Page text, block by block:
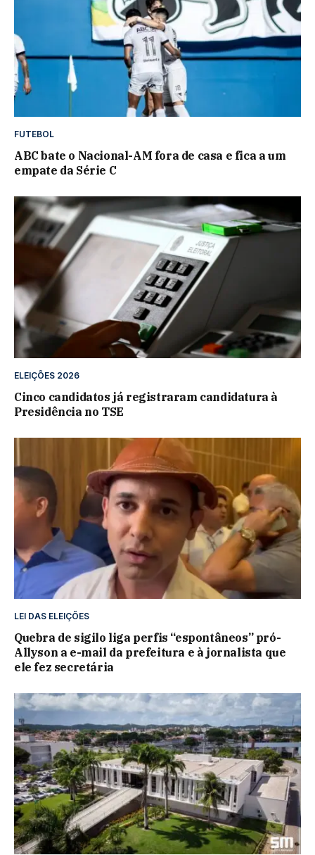
FUTEBOL
ABC bate o Nacional-AM fora de casa e fica a um
empate da Série C
ELEIÇÕES 2026
Cinco candidatos já registraram candidatura à
Presidência no TSE
LEI DAS ELEIÇÕES
Quebra de sigilo liga perfis “espontâneos” pró-
Allyson a e-mail da prefeitura e à jornalista que
ele fez secretária